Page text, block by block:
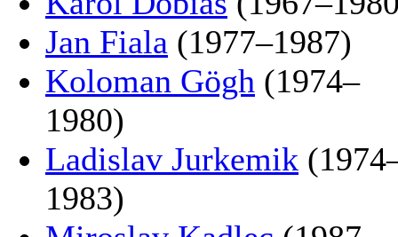
Jan Fiala (1977–1987)
Koloman Gögh (1974–
1980)
Ladislav Jurkemik
1983)